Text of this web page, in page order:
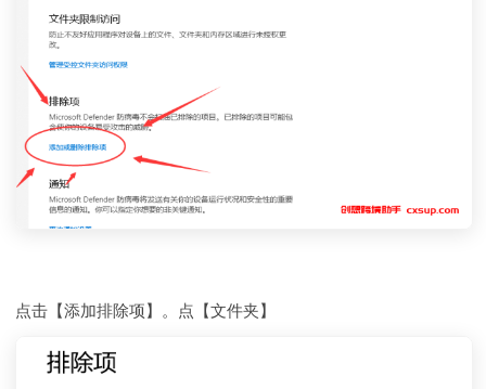
点击【添加排除项】。点【文件夹】